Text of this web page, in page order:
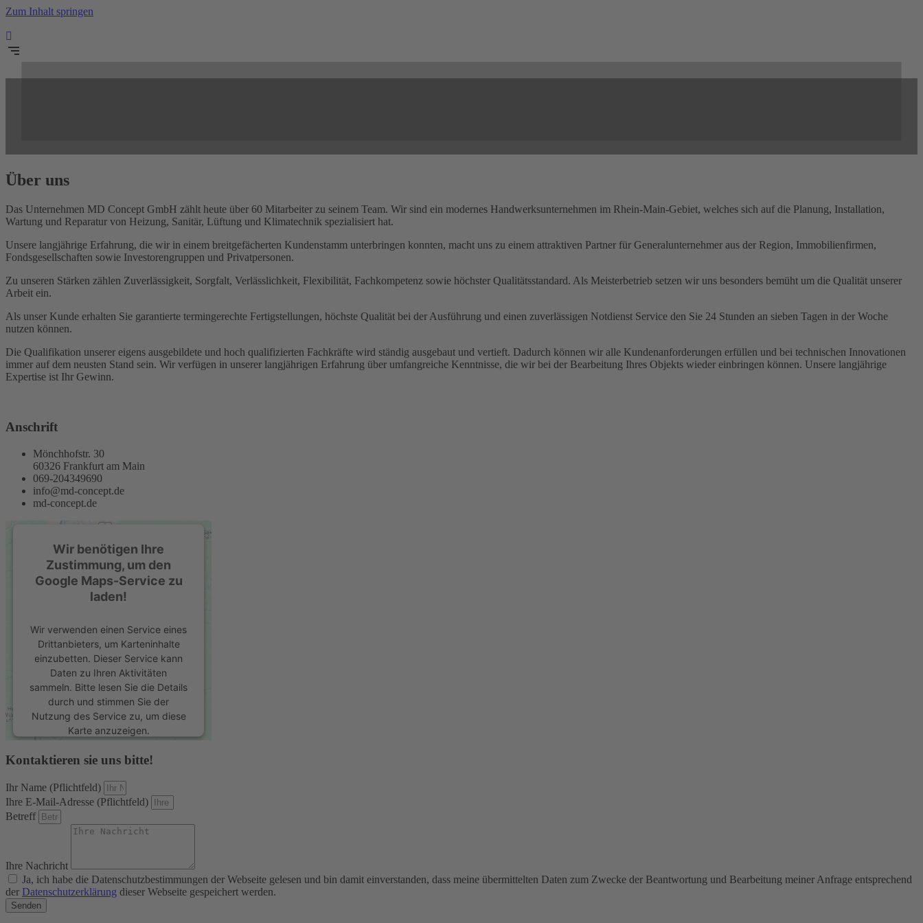
Zum Inhalt springen
Über uns
Das Unternehmen MD Concept GmbH zählt heute über 60 Mitarbeiter zu seinem Team. Wir sind ein modernes Handwerksunternehmen im Rhein-Main-Gebiet, welches sich auf die Planung, Installation,
Wartung und Reparatur von Heizung, Sanitär, Lüftung und Klimatechnik spezialisiert hat.
Unsere langjährige Erfahrung, die wir in einem breitgefächerten Kundenstamm unterbringen konnten, macht uns zu einem attraktiven Partner für Generalunternehmer aus der Region, Immobilienfirmen,
Fondsgesellschaften sowie Investorengruppen und Privatpersonen.
Zu unseren Stärken zählen Zuverlässigkeit, Sorgfalt, Verlässlichkeit, Flexibilität, Fachkompetenz sowie höchster Qualitätsstandard. Als Meisterbetrieb setzen wir uns besonders bemüht um die Qualität unserer
Arbeit ein.
Als unser Kunde erhalten Sie garantierte termingerechte Fertigstellungen, höchste Qualität bei der Ausführung und einen zuverlässigen Notdienst Service den Sie 24 Stunden an sieben Tagen in der Woche
nutzen können.
Die Qualifikation unserer eigens ausgebildete und hoch qualifizierten Fachkräfte wird ständig ausgebaut und vertieft. Dadurch können wir alle Kundenanforderungen erfüllen und bei technischen Innovationen
immer auf dem neusten Stand sein. Wir verfügen in unserer langjährigen Erfahrung über umfangreiche Kenntnisse, die wir bei der Bearbeitung Ihres Objekts wieder einbringen können. Unsere langjährige
Expertise ist Ihr Gewinn.
Anschrift
Mönchhofstr. 30
60326 Frankfurt am Main
069-204349690
info@md-concept.de
md-concept.de
Wir benötigen Ihre
Zustimmung, um den
Google Maps-Service zu
laden!
Wir verwenden einen Service eines
Drittanbieters, um Karteninhalte
einzubetten. Dieser Service kann
Daten zu Ihren Aktivitäten
sammeln. Bitte lesen Sie die Details
durch und stimmen Sie der
Nutzung des Service zu, um diese
Karte anzuzeigen.
Mehr Informationen
Akzeptieren
powered byUsercentrics Consent
Kontaktieren sie uns bitte!
Ihr Name (Pflichtfeld)
Ihre E-Mail-Adresse (Pflichtfeld)
Betreff
Ihre Nachricht
Ja, ich habe die Datenschutzbestimmungen der Webseite gelesen und bin damit einverstanden, dass meine übermittelten Daten zum Zwecke der Beantwortung und Bearbeitung meiner Anfrage entsprechend
der Datenschutzerklärung dieser Webseite gespeichert werden.
Senden